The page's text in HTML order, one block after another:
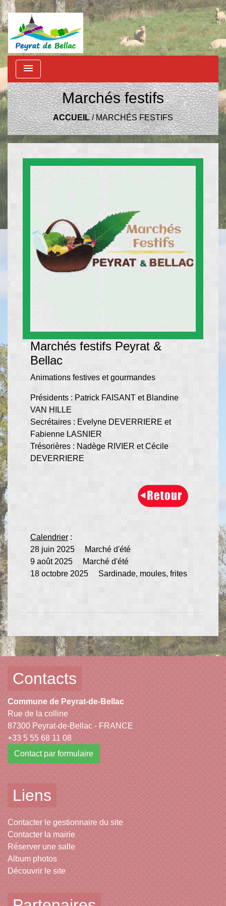
menu
Marchés festifs
ACCUEIL/MARCHÉS FESTIFS
Marchés festifs Peyrat &
Bellac
Animations festives et gourmandes
Présidents : Patrick FAISANT et Blandine
VAN HILLE
Secrétaires : Evelyne DEVERRIERE et
Fabienne LASNIER
Trésorières : Nadège RIVIER et Cécile
DEVERRIERE
Calendrier :
28 juin 2025 Marché d'été
9 août 2025 Marché d'été
18 octobre 2025 Sardinade, moules, frites
Contacts
Commune de Peyrat-de-Bellac
Rue de la colline
87300 Peyrat-de-Bellac - FRANCE
+33 5 55 68 11 08
Contact par formulaire
Liens
Contacter le gestionnaire du site
Contacter la mairie
Réserver une salle
Album photos
Découvrir le site